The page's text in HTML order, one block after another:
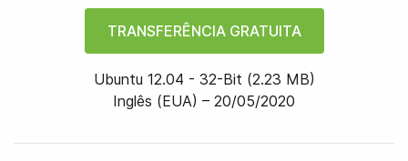
TRANSFERÊNCIA GRATUITA
Ubuntu 12.04 - 32-bit (2.23 MB)
Inglês (EUA) – 20/05/2020